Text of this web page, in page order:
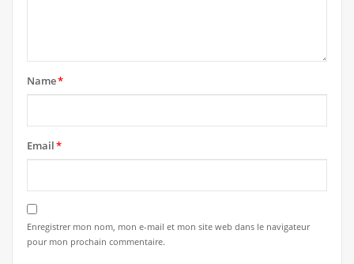
Name*
Email*
Enregistrer mon nom, mon e-mail et mon site web dans le navigateur
pour mon prochain commentaire.